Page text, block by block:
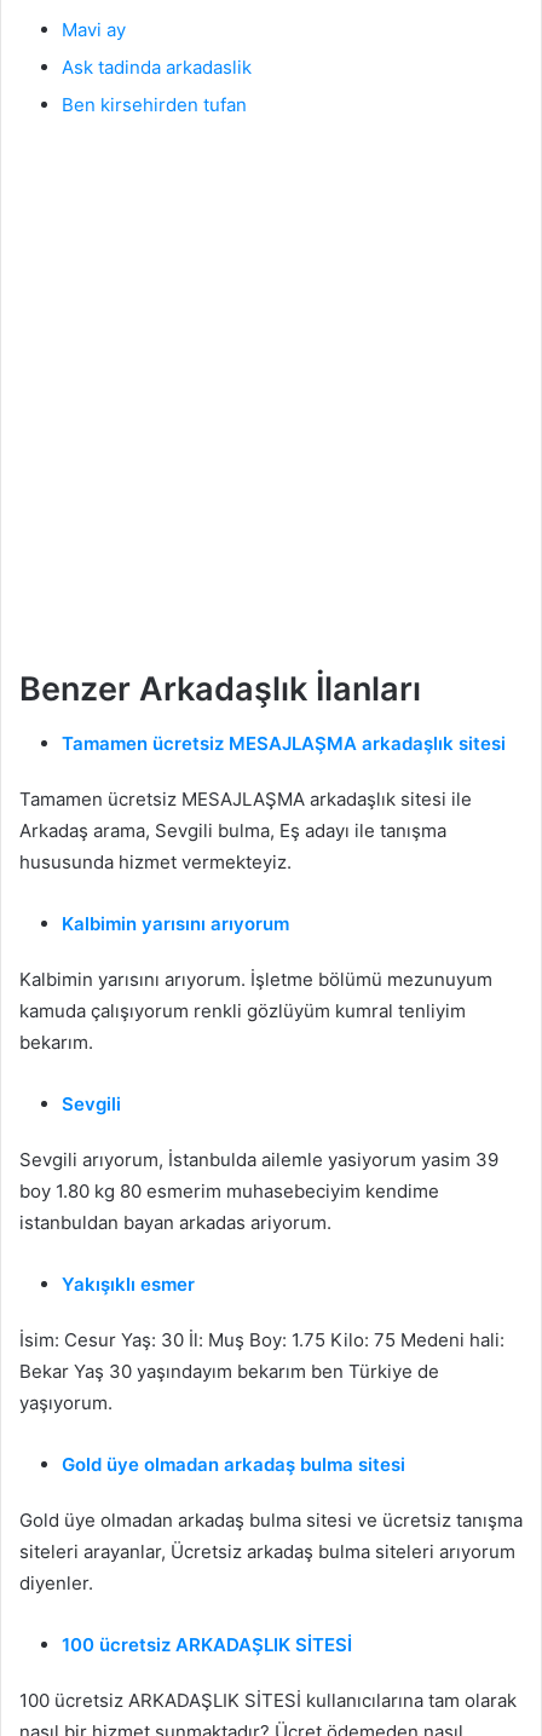
Mavi ay
Ask tadinda arkadaslik
Ben kirsehirden tufan
Benzer Arkadaşlık İlanları
Tamamen ücretsiz MESAJLAŞMA arkadaşlık sitesi
Tamamen ücretsiz MESAJLAŞMA arkadaşlık sitesi ile
Arkadaş arama, Sevgili bulma, Eş adayı ile tanışma
hususunda hizmet vermekteyiz.
Kalbimin yarısını arıyorum
Kalbimin yarısını arıyorum. İşletme bölümü mezunuyum
kamuda çalışıyorum renkli gözlüyüm kumral tenliyim
bekarım.
Sevgili
Sevgili arıyorum, İstanbulda ailemle yasiyorum yasim 39
boy 1.80 kg 80 esmerim muhasebeciyim kendime
istanbuldan bayan arkadas ariyorum.
Yakışıklı esmer
İsim: Cesur Yaş: 30 İl: Muş Boy: 1.75 Kilo: 75 Medeni hali:
Bekar Yaş 30 yaşındayım bekarım ben Türkiye de
yaşıyorum.
Gold üye olmadan arkadaş bulma sitesi
Gold üye olmadan arkadaş bulma sitesi ve ücretsiz tanışma
siteleri arayanlar, Ücretsiz arkadaş bulma siteleri arıyorum
diyenler.
100 ücretsiz ARKADAŞLIK SİTESİ
100 ücretsiz ARKADAŞLIK SİTESİ kullanıcılarına tam olarak